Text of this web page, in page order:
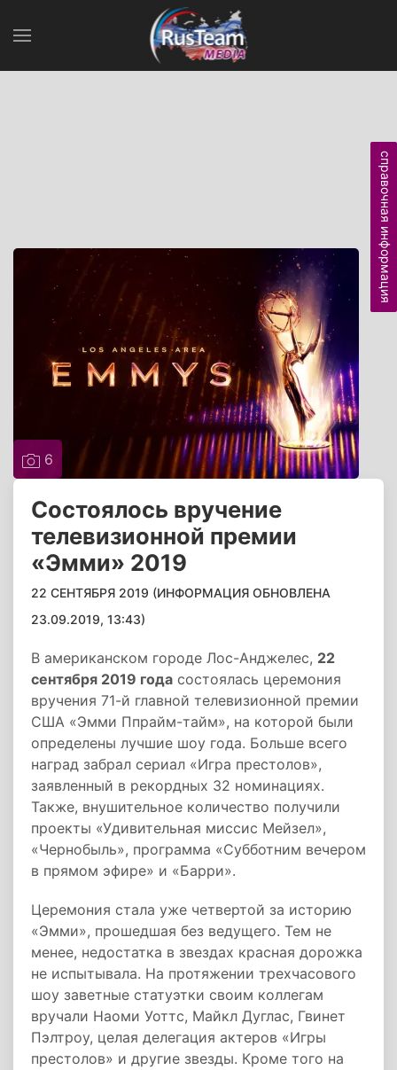
6
Состоялось вручение
телевизионной премии
«Эмми» 2019
22 СЕНТЯБРЯ 2019 (ИНФОРМАЦИЯ ОБНОВЛЕНА
23.09.2019, 13:43)
В американском городе Лос-Анджелес, 22
сентября 2019 года состоялась церемония
вручения 71-й главной телевизионной премии
США «Эмми Ппрайм-тайм», на которой были
определены лучшие шоу года. Больше всего
наград забрал сериал «Игра престолов»,
заявленный в рекордных 32 номинациях.
Также, внушительное количество получили
проекты «Удивительная миссис Мейзел»,
«Чернобыль», программа «Субботним вечером
в прямом эфире» и «Барри».
Церемония стала уже четвертой за историю
«Эмми», прошедшая без ведущего. Тем не
менее, недостатка в звездах красная дорожка
не испытывала. На протяжении трехчасового
шоу заветные статуэтки своим коллегам
вручали Наоми Уоттс, Майкл Дуглас, Гвинет
Пэлтроу, целая делегация актеров «Игры
престолов» и другие звезды. Кроме того на
справочная информация